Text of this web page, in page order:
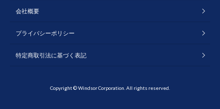
会社概要
プライバシーポリシー
特定商取引法に基づく表記
Copyright © Windsor Corporation. All rights reserved.